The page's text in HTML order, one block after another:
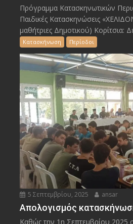
Πρόγραμμα Κατασκηνωτικών
Παιδικές Κατασκηνώσεις
μαθήτριες Δημοτικού) Κορίτσια:
Κατασκήνωση Περίοδοι
5 Σεπτεμβρίου, 2025 ansar
Απολογισμός
Καθώς την 1η Σεπτεμβρίου 2025